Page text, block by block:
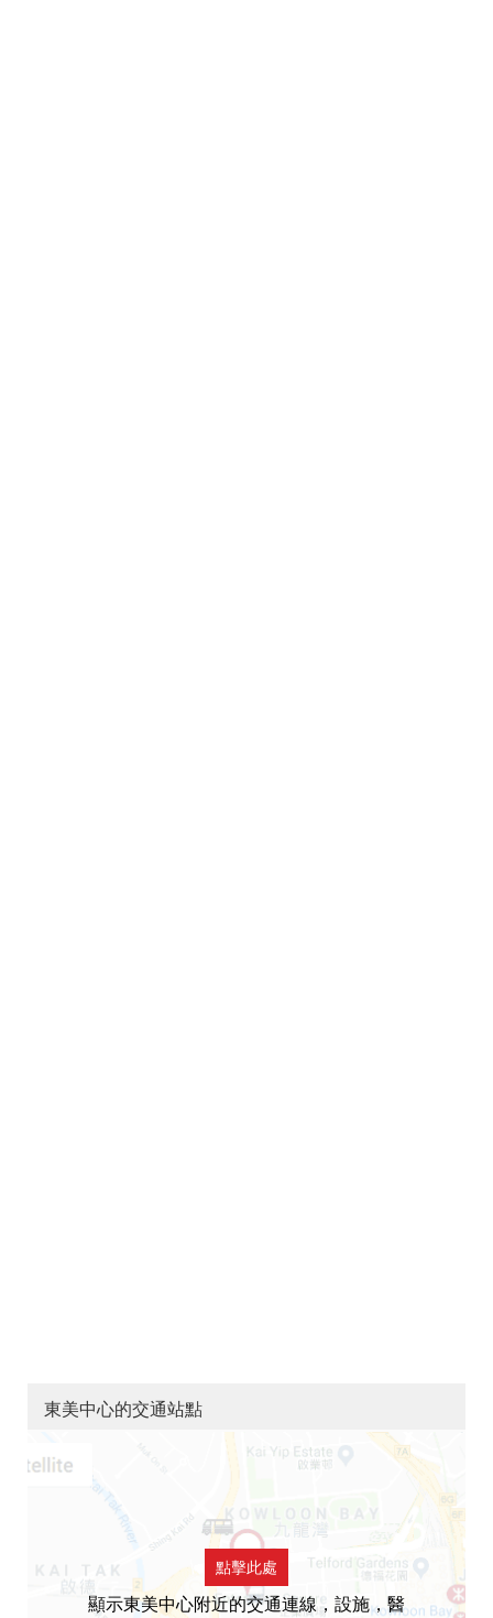
東美中心的交通站點
點擊此處
顯示東美中心附近的交通連線，設施，醫